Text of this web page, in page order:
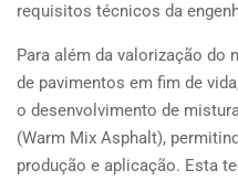
requisitos técnicos da
Para além da valorização do
de pavimentos em fim de
o desenvolvimento de
(Warm Mix Asphalt),
produção e aplicação. Esta